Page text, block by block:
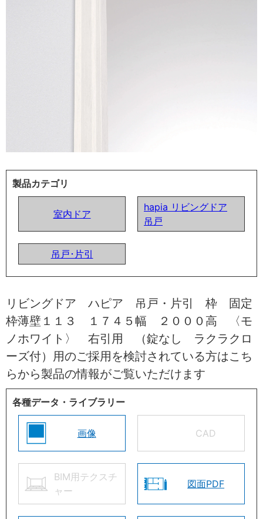
製品カテゴリ
室内ドア
hapia リビングドア
吊戸
吊戸･片引
リビングドア ハピア 吊戸・片引 枠 固定
枠薄壁１１３ １７４５幅 ２０００高 〈モ
ノホワイト〉 右引用 （錠なし ラクラクロ
ーズ付）用のご採用を検討されている方はこち
らから製品の情報がご覧いただけます
各種データ・ライブラリー
画像 CAD
BIM用テクスチ
ャー
図面PDF